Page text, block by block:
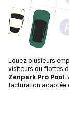
Louez plusieurs
visiteurs ou flottes
Zenpark Pro Pool,
facturation adaptée